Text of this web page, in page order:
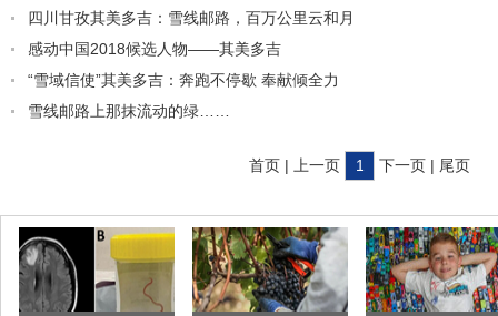
四川甘孜其美多吉：雪线邮路，百万公里云和月
感动中国2018候选人物——其美多吉
“雪域信使”其美多吉：奔跑不停歇 奉献倾全力
雪线邮路上那抹流动的绿……
首页 | 上一页 1 下一页 | 尾页